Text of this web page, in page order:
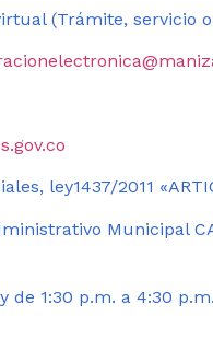
(Trámite, servicio o
ley1437/2011
Municipal
de 1:30 p.m. a 4:30